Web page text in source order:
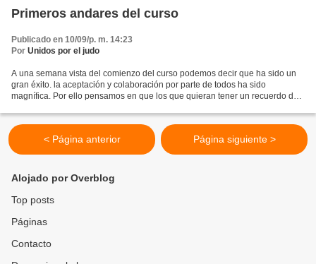
Primeros andares del curso
Publicado en 10/09/p. m. 14:23
Por Unidos por el judo
A una semana vista del comienzo del curso podemos decir que ha sido un
gran éxito. la aceptación y colaboración por parte de todos ha sido
magnífica. Por ello pensamos en que los que quieran tener un recuerdo de
< Página anterior Página siguiente >
Alojado por Overblog
Top posts
Páginas
Contacto